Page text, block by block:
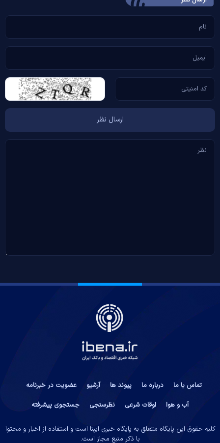
تماس با ما درباره ما پیوند ها آرشیو
عضویت در خبرنامه
آب و هوا
اوقات شرعی نظرسنجی جستجوی پیشرفته
کلیه حقوق این پایگاه متعلق به پایگاه خبری ایبِنا است و استفاده از اخبار و محتوا
با ذکر منبع مجاز است.